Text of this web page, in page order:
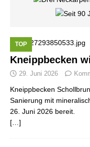
TOP
Kneippbecken
29. Juni 2026
Kneippbecken
Sanierung mit
26. Juni 2026 bereit.
[…]